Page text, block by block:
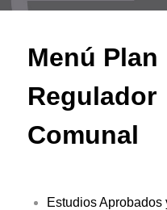
Menú Plan
Regulador
Comunal
Estudios Aprobados